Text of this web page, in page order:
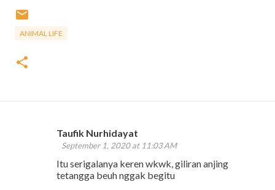
ANIMAL LIFE
Taufik Nurhidayat
September 1, 2020 at 11:03 AM
Itu serigalanya keren wkwk, giliran anjing
tetangga beuh nggak begitu